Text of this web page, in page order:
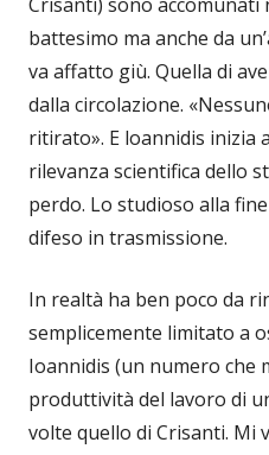
battesimo ma anche da
va affatto giù. Quella di
dalla circolazione.
ritirato». E loannidis inizia
rilevanza scientifica dello
perdo. Lo studioso alla
difeso in trasmissione.
In realtà ha ben poco da
semplicemente limitato a
Ioannidis (un numero che
produttività del lavoro di
volte quello di Crisanti. Mi